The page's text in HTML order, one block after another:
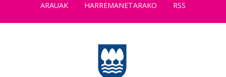
ARAUAK
HARREMANETARAKO RSS